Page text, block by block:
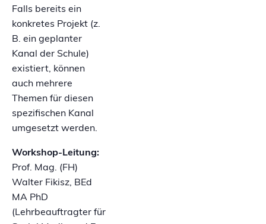
Falls bereits ein
konkretes Projekt (z.
B. ein geplanter
Kanal der Schule)
existiert, können
auch mehrere
Themen für diesen
spezifischen Kanal
umgesetzt werden.
Workshop-Leitung:
Prof. Mag. (FH)
Walter Fikisz, BEd
MA PhD
(Lehrbeauftragter für